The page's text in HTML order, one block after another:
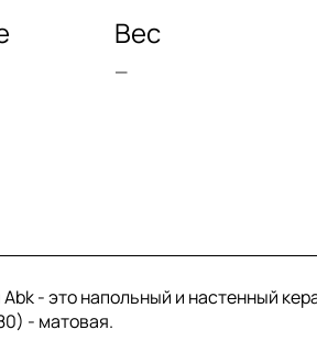
Вес
—
- это напольный и настенный
- матовая.